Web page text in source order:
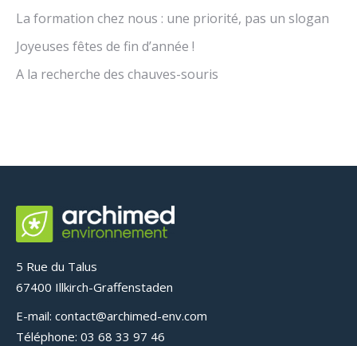
La formation chez nous : une priorité, pas un slogan
Joyeuses fêtes de fin d’année !
A la recherche des chauves-souris
5 Rue du Talus
67400 Illkirch-Graffenstaden
E-mail: contact@archimed-env.com
Téléphone: 03 68 33 97 46